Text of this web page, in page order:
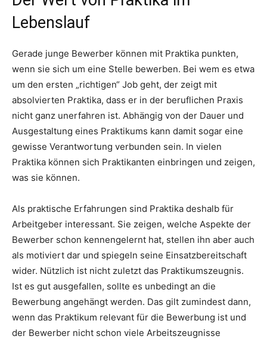
Lebenslauf
Gerade junge Bewerber können mit Praktika punkten,
wenn sie sich um eine Stelle bewerben. Bei wem es etwa
um den ersten „richtigen“ Job geht, der zeigt mit
absolvierten Praktika, dass er in der beruflichen Praxis
nicht ganz unerfahren ist. Abhängig von der Dauer und
Ausgestaltung eines Praktikums kann damit sogar eine
gewisse Verantwortung verbunden sein. In vielen
Praktika können sich Praktikanten einbringen und zeigen,
was sie können.
Als praktische Erfahrungen sind Praktika deshalb für
Arbeitgeber interessant. Sie zeigen, welche Aspekte der
Bewerber schon kennengelernt hat, stellen ihn aber auch
als motiviert dar und spiegeln seine Einsatzbereitschaft
wider. Nützlich ist nicht zuletzt das Praktikumszeugnis.
Ist es gut ausgefallen, sollte es unbedingt an die
Bewerbung angehängt werden. Das gilt zumindest dann,
wenn das Praktikum relevant für die Bewerbung ist und
der Bewerber nicht schon viele Arbeitszeugnisse